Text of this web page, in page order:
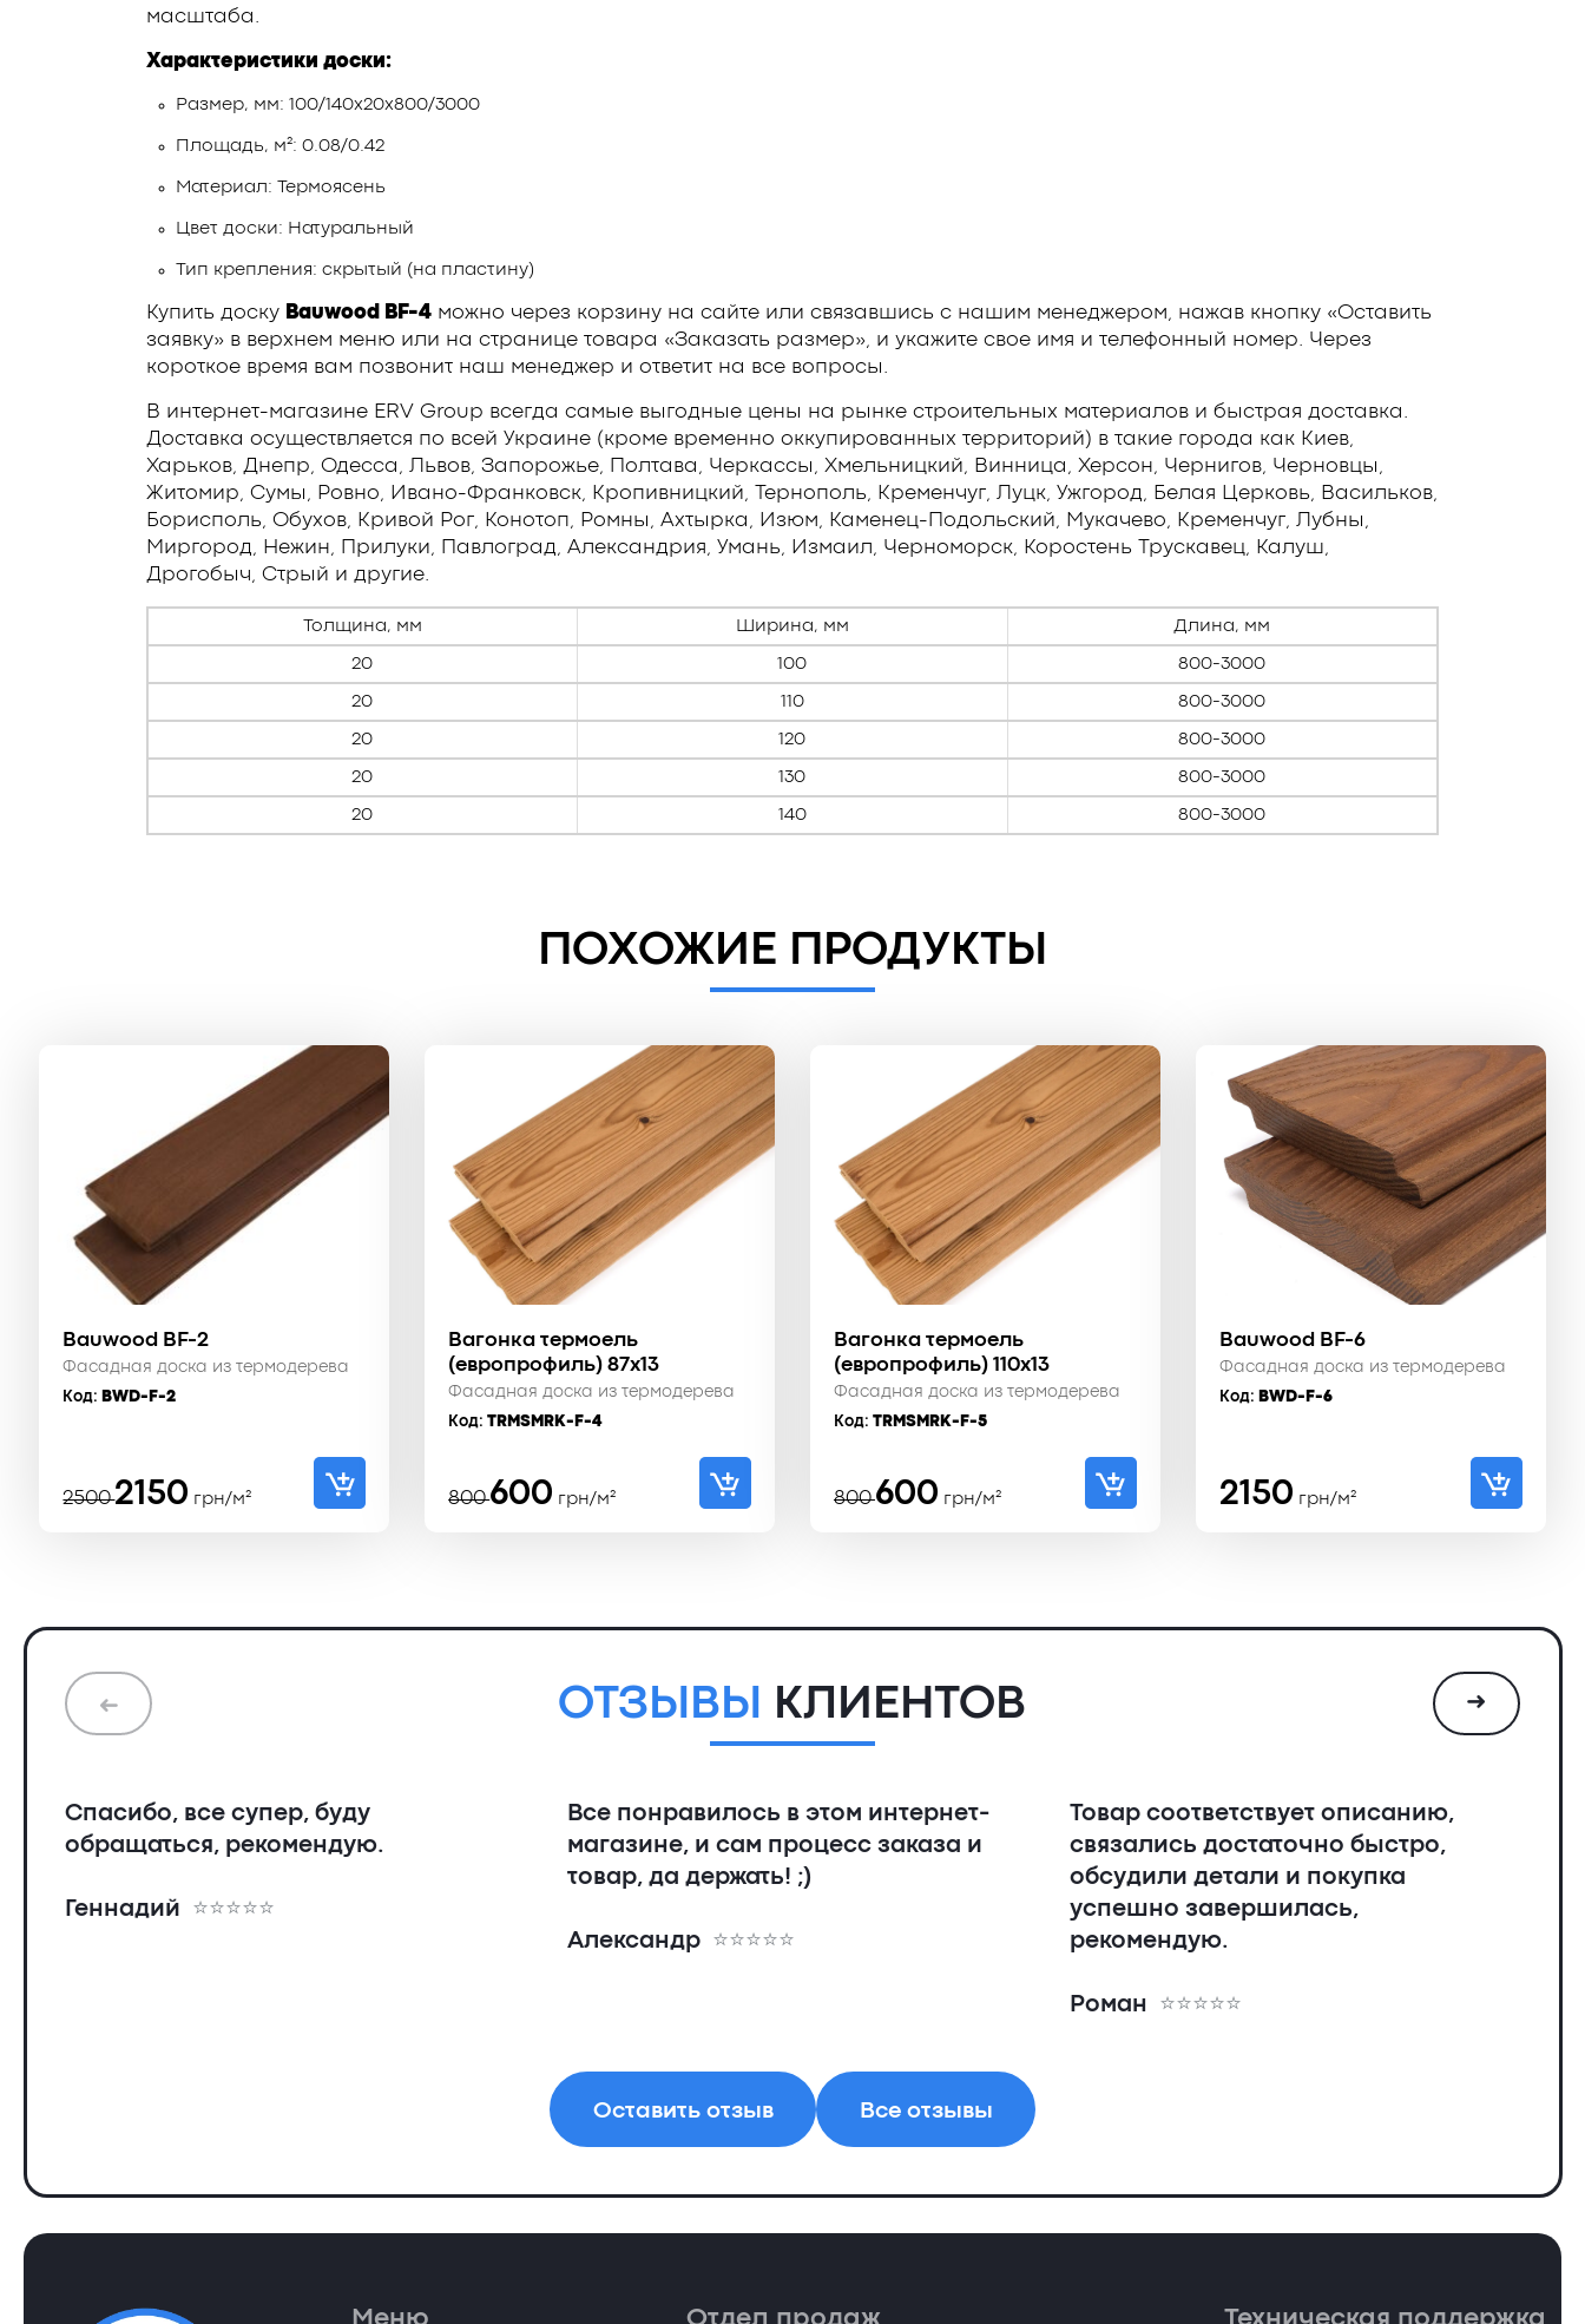
масштаба.
Характеристики доски:
Размер, мм: 100/140х20х800/3000
Площадь, м²: 0.08/0.42
Материал: Термоясень
Цвет доски: Натуральный
Тип крепления: скрытый (на пластину)
Купить доску Bauwood BF-4можно через корзину на сайте или связавшись с нашим менеджером, нажав кнопку «Оставить
заявку» в верхнем меню или на странице товара «Заказать размер», и укажите свое имя и телефонный номер. Через
короткое время вам позвонит наш менеджер и ответит на все вопросы.
В интернет-магазине ERV Group всегда самые выгодные цены на рынке строительных материалов и быстрая доставка.
Доставка осуществляется по всей Украине (кроме временно оккупированных территорий) в такие города как Киев,
Харьков, Днепр, Одесса, Львов, Запорожье, Полтава, Черкассы, Хмельницкий, Винница, Херсон, Чернигов, Черновцы,
Житомир, Сумы, Ровно, Ивано-Франковск, Кропивницкий, Тернополь, Кременчуг, Луцк, Ужгород, Белая Церковь, Васильков,
Борисполь, Обухов, Кривой Рог, Конотоп, Ромны, Ахтырка, Изюм, Каменец-Подольский, Мукачево, Кременчуг, Лубны,
Миргород, Нежин, Прилуки, Павлоград, Александрия, Умань, Измаил, Черноморск, Коростень Трускавец, Калуш,
Дрогобыч, Стрый и другие.
Толщина, мм Ширина, мм Длина, мм
20 100 800-3000
20 110 800-3000
20 120 800-3000
20 130 800-3000
20 140 800-3000
ПОХОЖИЕ ПРОДУКТЫ
Bauwood BF-2
Фасадная доска из термодерева
Код: BWD-F-2
2500
Первоначальная
2150
Текущаягрн/м²
Вагонка термоель
(европрофиль) 87x13
Фасадная доска из термодерева
Код:TRMSMRK-F-4
800
Первоначальная
600
Текущая
грн/м²
Вагонка термоель
(европрофиль) 110x13
Фасадная доска из термодерева
Код: TRMSMRK-F-5
800
Первоначальная
600
Текущая
грн/м²
Bauwood BF-6
Фасадная доска из термодерева
Код: BWD-F-6
2150 грн/м²
ОТЗЫВЫ КЛИЕНТОВ
Спасибо, все супер, буду
обращаться, рекомендую.
Геннадий
Все понравилось в этом интернет-
магазине, и сам процесс заказа и
товар, да держать! ;)
Александр
Товар соответствует описанию,
связались достаточно быстро,
обсудили детали и покупка
успешно завершилась,
рекомендую.
Роман
➜ ➜
Оставить отзыв Все отзывы
Меню Отдел продаж Техническая поддержка